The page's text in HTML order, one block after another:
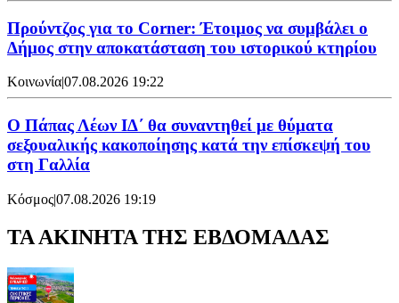
Προύντζος για το Corner: Έτοιμος να συμβάλει ο
Δήμος στην αποκατάσταση του ιστορικού κτηρίου
Κοινωνία|07.08.2026 19:22
Ο Πάπας Λέων ΙΔ΄ θα συναντηθεί με θύματα
σεξουαλικής κακοποίησης κατά την επίσκεψή του
στη Γαλλία
Κόσμος|07.08.2026 19:19
ΤΑ ΑΚΙΝΗΤΑ ΤΗΣ ΕΒΔΟΜΑΔΑΣ